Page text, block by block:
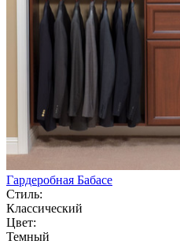
Гардеробная Бабасе
Стиль:
Классический
Цвет:
Темный